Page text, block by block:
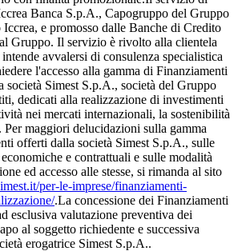
Banca S.p.A., Capogruppo del Gruppo
e promosso dalle Banche di Credito
Gruppo. Il servizio è rivolto alla clientela
avvalersi di consulenza specialistica
l'accesso alla gamma di Finanziamenti
società Simest S.p.A., società del Gruppo
dedicati alla realizzazione di investimenti
nei mercati internazionali, la sostenibilità
maggiori delucidazioni sulla gamma
offerti dalla società Simest S.p.A., sulle
e contrattuali e sulle modalità
ed accesso alle stesse, si rimanda al sito
per-le-imprese/finanziamenti-
.La concessione dei Finanziamenti
esclusiva valutazione preventiva dei
al soggetto richiedente e successiva
erogatrice Simest S.p.A..